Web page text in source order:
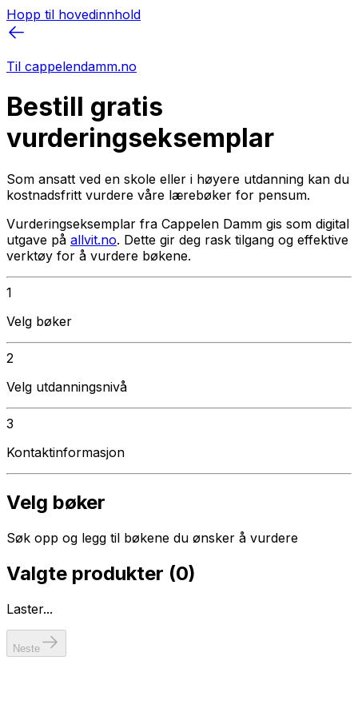
Hopp til hovedinnhold
Til cappelendamm.no
Bestill gratis
vurderingseksemplar
Som ansatt ved en skole eller i høyere utdanning kan du
kostnadsfritt vurdere våre lærebøker for pensum.
Vurderingseksemplar fra Cappelen Damm gis som digital
utgave på allvit.no. Dette gir deg rask tilgang og effektive
verktøy for å vurdere bøkene.
1
Velg bøker
2
Velg utdanningsnivå
3
Kontaktinformasjon
Velg bøker
Søk opp og legg til bøkene du ønsker å vurdere
Valgte produkter (0)
Laster...
Neste